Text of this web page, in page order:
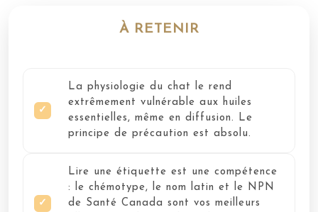
À RETENIR
La physiologie du chat le rend
extrêmement vulnérable aux huiles
essentielles, même en diffusion. Le
principe de précaution est absolu.
Lire une étiquette est une compétence
: le chémotype, le nom latin et le NPN
de Santé Canada sont vos meilleurs